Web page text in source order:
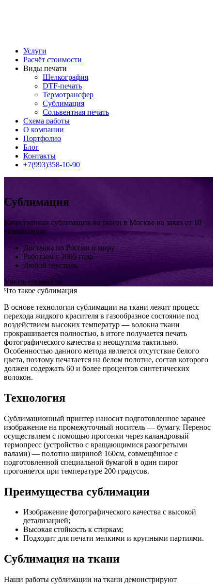
Услуги
Расчёт стоимости
Виды печати
Шелкография
DTF-печать
Термотрансфер
Сублимация
Сольвентная печать
Схема работы
О компании
Портфолио
Блог
Контакты
+7(993)358-10-90
Сублимация
Качественная сублимация на ткани в Москве на заказ от 10
экземпляров
Доставка по России и миру
Работаем с 2005 года
Любой текстиль
Узнать стоимость
Что такое сублимация
В основе технологии сублимации на ткани лежит процесс
перехода жидкого красителя в газообразное состояние под
воздействием высоких температур — волокна ткани
прокрашивается полностью, в итоге получается печать
фотографического качества и неощутима тактильно.
Особенностью данного метода является отсутствие белого
цвета, поэтому печатается на белом полотне, состав которого
должен содержать 60 и более процентов синтетических
волокон.
Технология
Сублимационный принтер наносит подготовленное заранее
изображение на промежуточный носитель — бумагу. Перенос
осуществляем с помощью прогонки через каландровый
термопресс (устройство с вращающимися разогретыми
валами) — полотно шириной 160см, совмещённое с
подготовленной специальной бумагой в один пирог
прогоняется при температуре 200 градусов.
Преимущества сублимации
Изображение фотографического качества с высокой
детализацией;
Высокая стойкость к стиркам;
Подходит для печати мелкими и крупными партиями.
Сублимация на ткани
Наши работы сублимации на ткани демонстрируют